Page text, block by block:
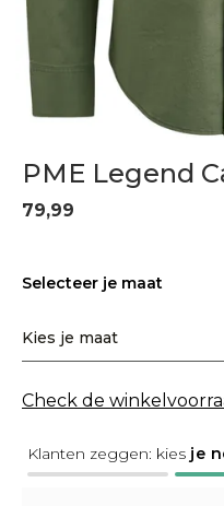
PME Legend
79,99
Selecteer je maat
Kies je maat
Check de
Klanten zeggen: kies je